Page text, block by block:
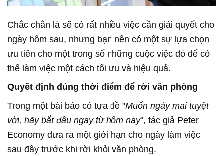
Chắc chắn là sẽ có rất nhiều việc cần giải quyết cho
ngày hôm sau, nhưng bạn nên có một sự lựa chọn
ưu tiên cho một trong số những cuộc việc đó để có
thể làm việc một cách tối ưu và hiệu quả.
Quyết định đúng thời điểm để rời văn phòng
Trong một bài báo có tựa đề "Muốn ngày mai tuyệt
vời, hãy bắt đầu ngay từ hôm nay", tác giả Peter
Economy đưa ra một giới hạn cho ngày làm việc
sau đây trước khi rời khỏi văn phòng.